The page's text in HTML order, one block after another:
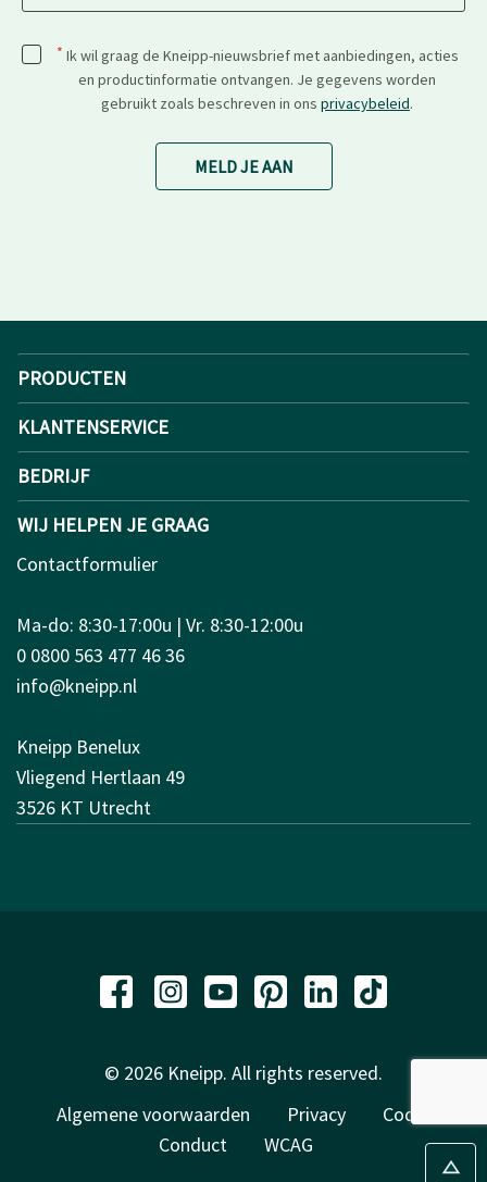
* Ik wil graag de Kneipp-nieuwsbrief met aanbiedingen, acties
en productinformatie ontvangen. Je gegevens worden
gebruikt zoals beschreven in ons privacybeleid.
MELD JE AAN
PRODUCTEN
KLANTENSERVICE
BEDRIJF
WIJ HELPEN JE GRAAG
Contactformulier
Ma-do: 8:30-17:00u | Vr. 8:30-12:00u
0 0800 563 477 46 36
info@kneipp.nl
Kneipp Benelux
Vliegend Hertlaan 49
3526 KT Utrecht
© 2026 Kneipp. All rights reserved.
Algemene voorwaarden
Privacy
Code of
Conduct
WCAG